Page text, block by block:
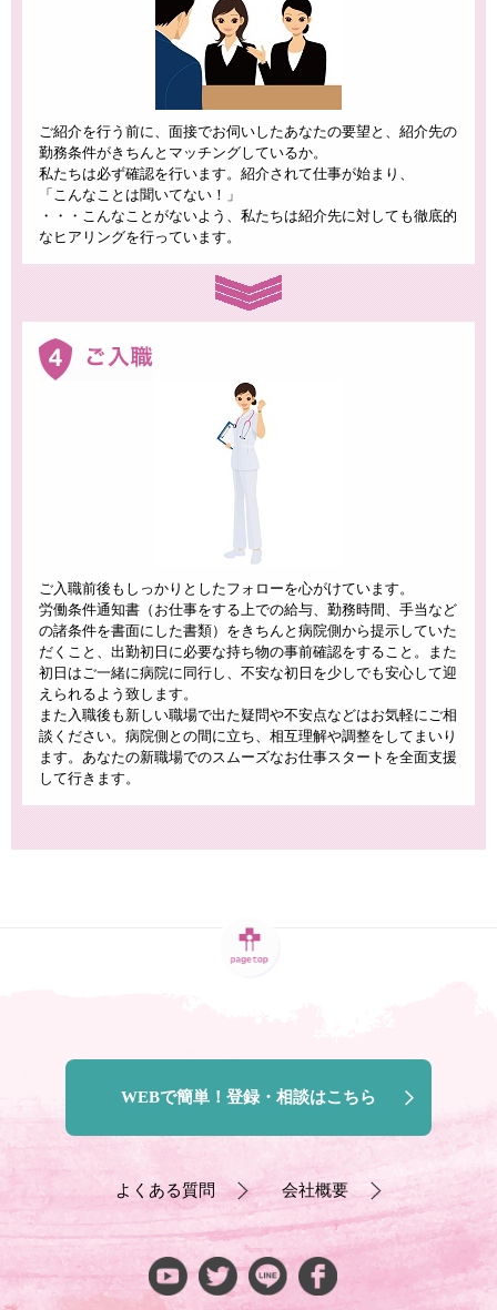
ご紹介を行う前に、面接でお伺いしたあなたの要望と、紹介先の
勤務条件がきちんとマッチングしているか。
私たちは必ず確認を行います。紹介されて仕事が始まり、
「こんなことは聞いてない！」
・・・こんなことがないよう、私たちは紹介先に対しても徹底的
なヒアリングを行っています。
ご入職前後もしっかりとしたフォローを心がけています。
労働条件通知書（お仕事をする上での給与、勤務時間、手当など
の諸条件を書面にした書類）をきちんと病院側から提示していた
だくこと、出勤初日に必要な持ち物の事前確認をすること。また
初日はご一緒に病院に同行し、不安な初日を少しでも安心して迎
えられるよう致します。
また入職後も新しい職場で出た疑問や不安点などはお気軽にご相
談ください。病院側との間に立ち、相互理解や調整をしてまいり
ます。あなたの新職場でのスムーズなお仕事スタートを全面支援
して行きます。
WEBで簡単！登録・相談はこちら
よくある質問 会社概要